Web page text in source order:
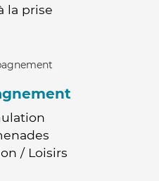
la prise
/ Loisirs